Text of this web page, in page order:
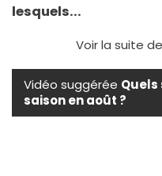
lesquels...
Voir la suite
Vidéo suggérée
saison en août ?